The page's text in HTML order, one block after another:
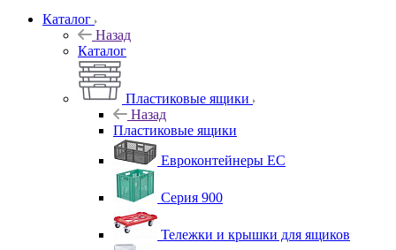
Каталог
Назад
Каталог
Пластиковые ящики
Назад
Пластиковые ящики
Евроконтейнеры ЕС
Серия 900
Тележки и крышки для ящиков